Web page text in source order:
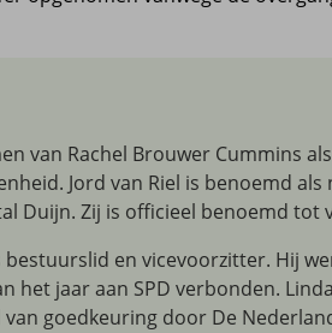
van Rachel Brouwer Cummins
Jord van Riel is benoemd
Duijn. Zij is officieel benoemd tot
bestuurslid en vicevoorzitter. Hij
jaar aan SPD verbonden.
goedkeuring door De